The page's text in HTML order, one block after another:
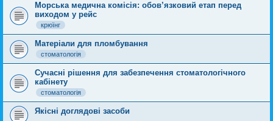
Морська медична комісія: обов’язковий етап перед
виходом у рейс
крюїнг
Матеріали для пломбування
стоматологія
Сучасні рішення для забезпечення стоматологічного
кабінету
стоматологія
Якісні доглядові засоби